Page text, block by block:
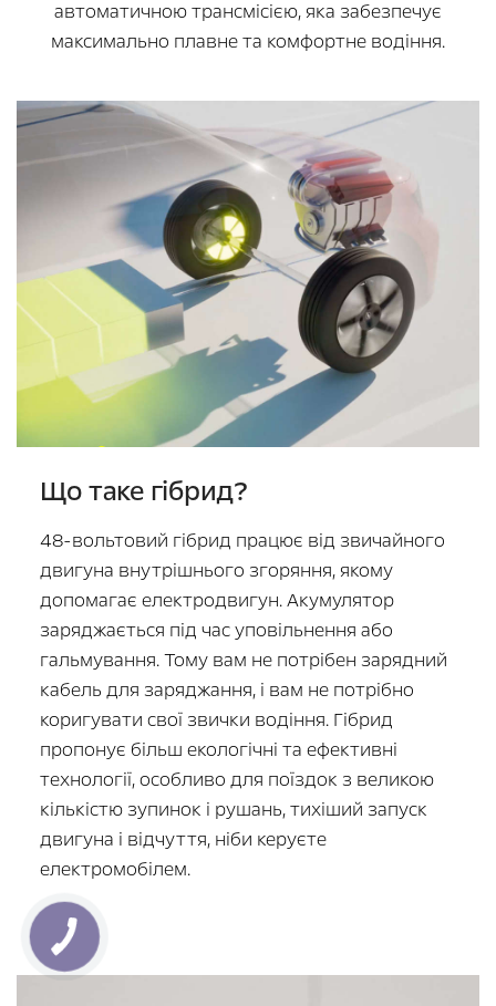
автоматичною трансмісією, яка забезпечує
максимально плавне та комфортне водіння.
Що таке гібрид?
48-вольтовий гібрид працює від звичайного
двигуна внутрішнього згоряння, якому
допомагає електродвигун. Акумулятор
заряджається під час уповільнення або
гальмування. Тому вам не потрібен зарядний
кабель для заряджання, і вам не потрібно
коригувати свої звички водіння. Гібрид
пропонує більш екологічні та ефективні
технології, особливо для поїздок з великою
кількістю зупинок і рушань, тихіший запуск
двигуна і відчуття, ніби керуєте
електромобілем.